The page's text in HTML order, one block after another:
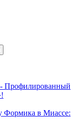
Профилированный
Формика в Миассе: